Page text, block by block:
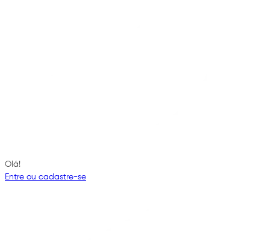
Olá!
Entre ou cadastre-se